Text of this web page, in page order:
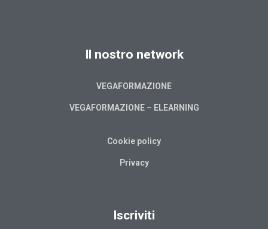
Il nostro network
VEGAFORMAZIONE
VEGAFORMAZIONE – ELEARNING
Cookie policy
Privacy
Iscriviti